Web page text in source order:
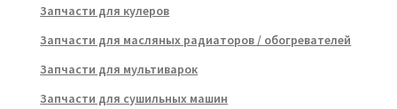
Запчасти для кулеров
Запчасти для масляных радиаторов / обогревателей
Запчасти для мультиварок
Запчасти для сушильных машин